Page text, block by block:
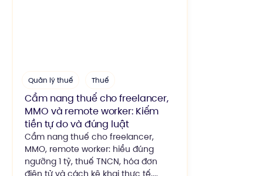
Quản lý thuế Thuế
Cẩm nang thuế cho freelancer,
MMO và remote worker: Kiếm
tiền tự do và đúng luật
Cẩm nang thuế cho freelancer,
MMO, remote worker: hiểu đúng
ngưỡng 1 tỷ, thuế TNCN, hóa đơn